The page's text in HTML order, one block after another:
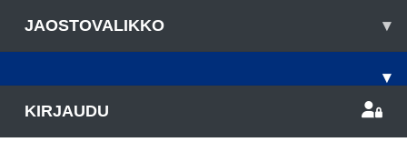
JAOSTOVALIKKO ▾
▾
KIRJAUDU